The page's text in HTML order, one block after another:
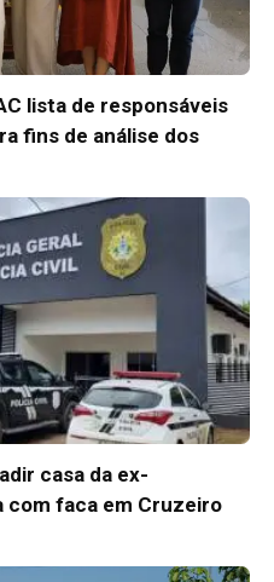
lista de responsáveis
fins de análise dos
casa da ex-
com faca em Cruzeiro